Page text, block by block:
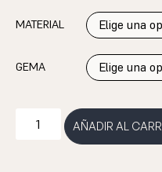
MATERIAL
GEMA
AÑADIR AL